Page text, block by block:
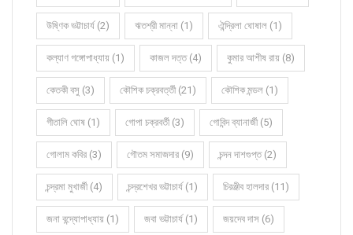
উষ্ণিক ভট্টাচার্য (2) ঋতশ্রী মান্না (1) ঐন্দ্রিলা ঘোষাল (1)
কল্যাণ গঙ্গোপাধ্যায় (1) কাজল দত্ত (4) কুমার আশীষ রায় (8)
কেতকী বসু (3) কৌশিক চক্রবর্ত্তী (21) কৌশিক মন্ডল (1)
গীতালি ঘোষ (1) গোপা চক্রবর্তী (3) গোবিন্দ ব্যানার্জী (5)
গোলাম কবির (3) গৌতম সমাজদার (9) চন্দন দাশগুপ্ত (2)
চন্দ্রমা মুখার্জী (4) চন্দ্রশেখর ভট্টাচার্য (1) চিরঞ্জীব হালদার (11)
জনা বন্দ্যোপাধ্যায় (1) জবা ভট্টাচার্য (1) জয়দেব দাস (6)